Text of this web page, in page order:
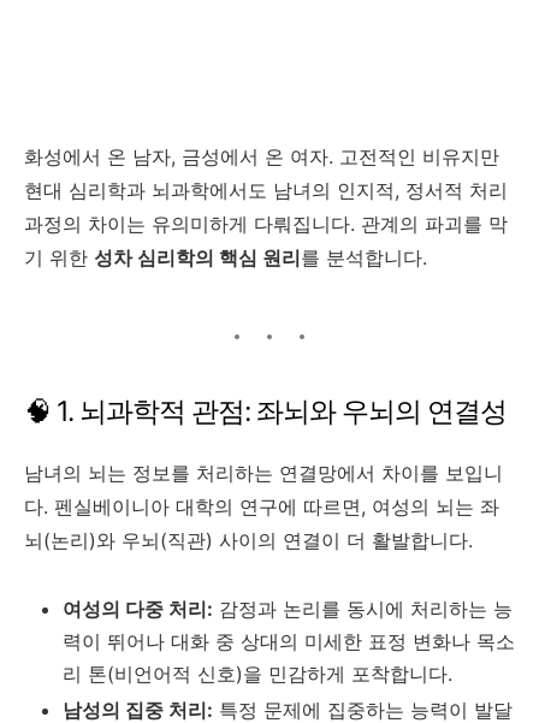
화성에서 온 남자, 금성에서 온 여자. 고전적인 비유지만
현대 심리학과 뇌과학에서도 남녀의 인지적, 정서적 처리
과정의 차이는 유의미하게 다뤄집니다. 관계의 파괴를 막
기 위한 성차 심리학의 핵심 원리를 분석합니다.
🧠 1. 뇌과학적 관점: 좌뇌와 우뇌의 연결성
남녀의 뇌는 정보를 처리하는 연결망에서 차이를 보입니
다. 펜실베이니아 대학의 연구에 따르면, 여성의 뇌는 좌
뇌(논리)와 우뇌(직관) 사이의 연결이 더 활발합니다.
여성의 다중 처리: 감정과 논리를 동시에 처리하는 능
력이 뛰어나 대화 중 상대의 미세한 표정 변화나 목소
리 톤(비언어적 신호)을 민감하게 포착합니다.
남성의 집중 처리: 특정 문제에 집중하는 능력이 발달